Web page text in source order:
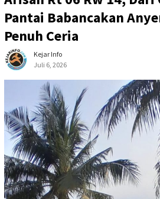
Pantai Babancakan
Penuh Ceria
Kejar Info
Juli 6, 2026